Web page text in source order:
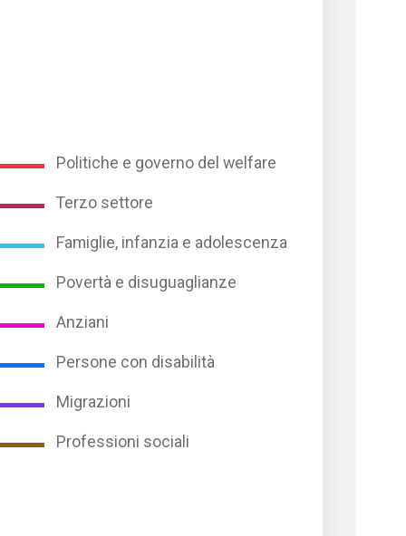
Politiche e governo del welfare
Terzo settore
Famiglie, infanzia e adolescenza
Povertà e disuguaglianze
Anziani
Persone con disabilità
Migrazioni
Professioni sociali